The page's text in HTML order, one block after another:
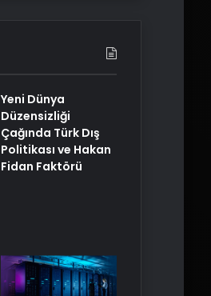
Yeni Dünya
Düzensizliği
Çağında Türk Dış
Politikası ve Hakan
Fidan Faktörü